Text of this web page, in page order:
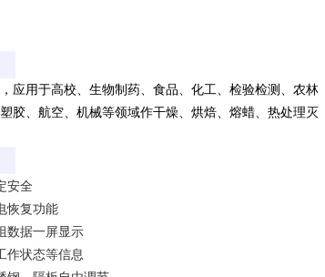
应用于高校、生物制药、食品、化工、检验检测、农林
胶、航空、机械等领域作干燥、烘焙、熔蜡、热处理灭
安全
恢复功能
数据一屏显示
作状态等信息